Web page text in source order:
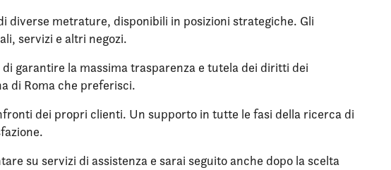
diverse metrature, disponibili in posizioni strategiche. Gli
servizi e altri negozi.
garantire la massima trasparenza e tutela dei diritti dei
di Roma che preferisci.
dei propri clienti. Un supporto in tutte le fasi della ricerca di
su servizi di assistenza e sarai seguito anche dopo la scelta